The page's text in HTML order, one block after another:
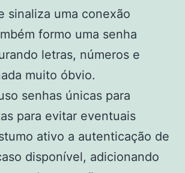
sinaliza uma conexão
formo uma senha
letras, números e
muito óbvio.
senhas únicas para
para evitar eventuais
ativo a autenticação de
disponível, adicionando